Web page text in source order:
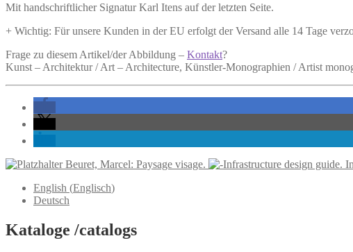
Mit handschriftlicher Signatur Karl Itens auf der letzten Seite.
+ Wichtig: Für unsere Kunden in der EU erfolgt der Versand alle 14 Tage
Frage zu diesem Artikel/der Abbildung – Kontakt?
Kunst – Architektur / Art – Architecture, Künstler-Monographien / Artist
Beuret, Marcel: Paysage visage.
English (Englisch)
Deutsch
Kataloge /catalogs